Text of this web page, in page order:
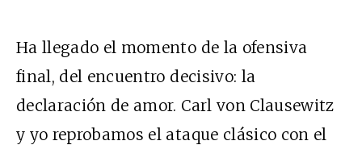
Ha llegado el momento de la ofensiva
final, del encuentro decisivo: la
declaración de amor. Carl von Clausewitz
y yo reprobamos el ataque clásico con el